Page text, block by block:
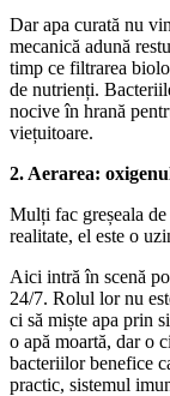
Dar apa curată nu
mecanică adună
timp ce filtrarea
de nutrienți.
nocive în hrană
viețuitoare.
2. Aerarea:
Mulți fac greșeala
realitate, el este o
Aici intră în scenă
24/7. Rolul lor nu
ci să miște apa prin
o apă moartă, dar o
bacteriilor benefice
practic, sistemul